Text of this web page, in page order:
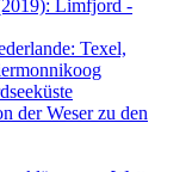
Limfjord -
Texel,
der Weser zu den